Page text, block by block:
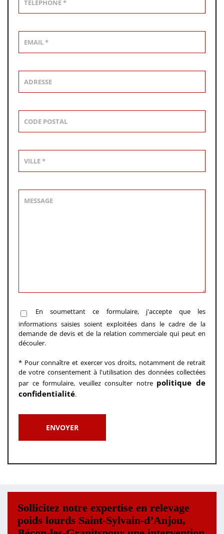
En soumettant ce formulaire, j'accepte que les
informations saisies soient exploitées dans le cadre de la
demande de devis et de la relation commerciale qui peut en
découler.
* Pour connaître et exercer vos droits, notamment de retrait
de votre consentement à l'utilisation des données collectées
par ce formulaire, veuillez consulter notre politique de
confidentialité.
Sollicitez notre expertise en relevage
poids lourds Saint-Sylvain-d’Anjou,